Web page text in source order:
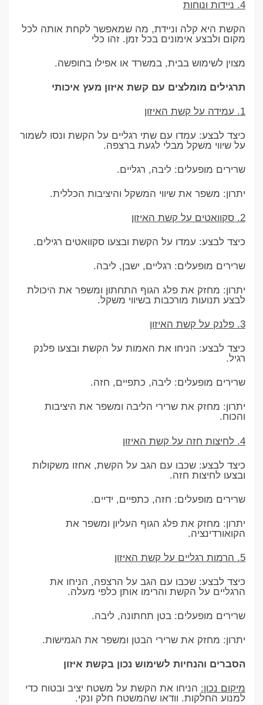
4. ניידות ונוחות
הקשת היא קלה וניידת, מה שמאפשר לקחת אותה לכל
מקום ולבצע אימונים בכל זמן. זהו כלי
מצוין לשימוש בבית, במשרד או אפילו בחופשה.
תרגילים מומלצים עם קשת איזון מעץ איכותי
1. עמידה על קשת האיזון
כיצד לבצע: עמדו עם שתי רגליים על הקשת ונסו לשמור
על שיווי משקל מבלי לגעת ברצפה.
שרירים מופעלים: ליבה, רגליים.
יתרון: משפר את שיווי המשקל והיציבות הכללית.
2. סקוואטים על קשת האיזון
כיצד לבצע: עמדו על הקשת ובצעו סקוואטים רגילים.
שרירים מופעלים: רגליים, ישבן, ליבה.
יתרון: מחזק את פלג הגוף התחתון ומשפר את היכולת
לבצע תנועות מורכבות בשיווי משקל.
3. פלנק על קשת האיזון
כיצד לבצע: הניחו את האמות על הקשת ובצעו פלנק
רגיל.
שרירים מופעלים: ליבה, כתפיים, חזה.
יתרון: מחזק את שרירי הליבה ומשפר את היציבות
והכוח.
4. לחיצות חזה על קשת האיזון
כיצד לבצע: שכבו עם הגב על הקשת, אחזו משקולות
ובצעו לחיצות חזה.
שרירים מופעלים: חזה, כתפיים, ידיים.
יתרון: מחזק את פלג הגוף העליון ומשפר את
הקואורדינציה.
5. הרמות רגליים על קשת האיזון
כיצד לבצע: שכבו עם הגב על הרצפה, הניחו את
הרגליים על הקשת והרימו אותן כלפי מעלה.
שרירים מופעלים: בטן תחתונה, ליבה.
יתרון: מחזק את שרירי הבטן ומשפר את הגמישות.
הסברים והנחיות לשימוש נכון בקשת איזון
מיקום נכון: הניחו את הקשת על משטח יציב ובטוח כדי
למנוע החלקות. וודאו שהמשטח חלק ונקי.